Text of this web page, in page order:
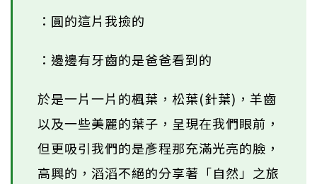
：圓的這片我撿的
：邊邊有牙齒的是爸爸看到的
於是一片一片的楓葉，松葉(針葉)，羊齒
以及一些美麗的葉子，呈現在我們眼前，
但更吸引我們的是彥程那充滿光亮的臉，
高興的，滔滔不絕的分享著「自然」之旅